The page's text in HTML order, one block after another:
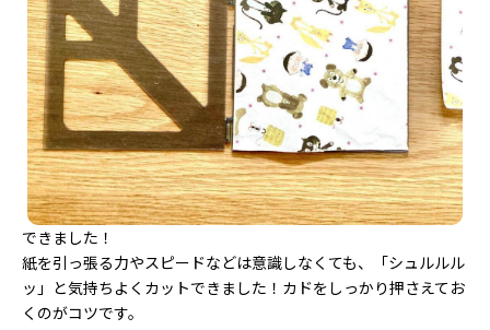
できました！
紙を引っ張る力やスピードなどは意識しなくても、「シュルルル
ッ」と気持ちよくカットできました！カドをしっかり押さえてお
くのがコツです。